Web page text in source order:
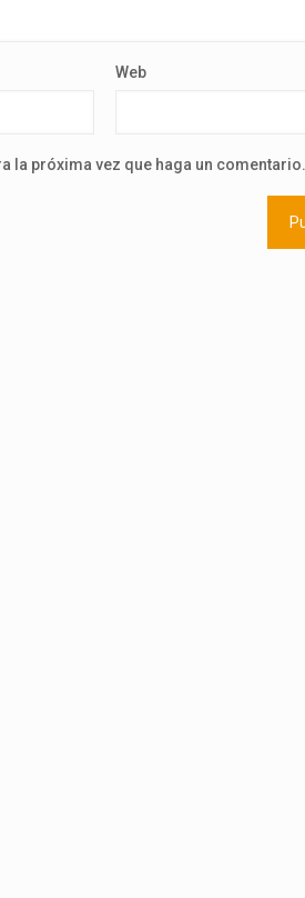
Web
la próxima vez que haga un comentario.